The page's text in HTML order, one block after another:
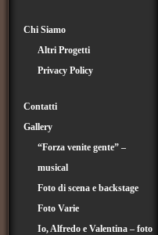
Chi Siamo
Altri Progetti
Privacy Policy
Contatti
Gallery
“Forza venite gente” –
musical
Foto di scena e backstage
Foto Varie
Io, Alfredo e Valentina – foto